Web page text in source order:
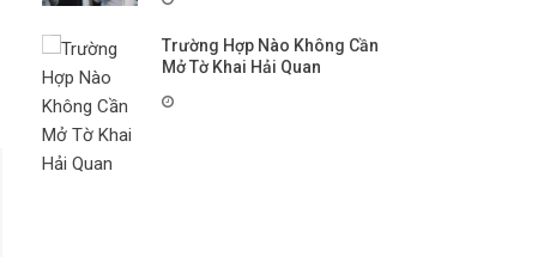
Trường Hợp Nào Không Cần
Mở Tờ Khai Hải Quan